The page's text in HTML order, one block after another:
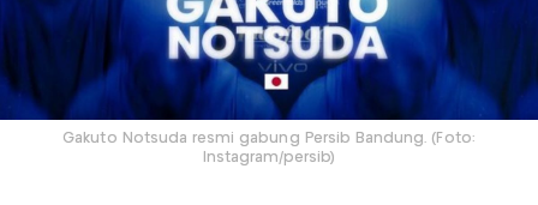
Gakuto Notsuda resmi gabung Persib Bandung. (Foto:
Instagram/persib)